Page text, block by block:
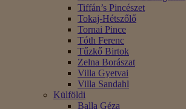
Tiffán’s Pincészet
Tokaj-Hétszőlő
Tornai Pince
Tóth Ferenc
Tűzkő Birtok
Zelna Borászat
Villa Gyetvai
Villa Sandahl
Külföldi
Balla Géza